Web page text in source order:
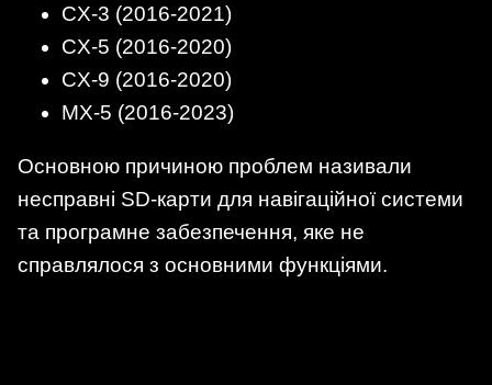
CX-3 (2016-2021)
CX-5 (2016-2020)
CX-9 (2016-2020)
MX-5 (2016-2023)
Основною причиною проблем називали
несправні SD-карти для навігаційної системи
та програмне забезпечення, яке не
справлялося з основними функціями.